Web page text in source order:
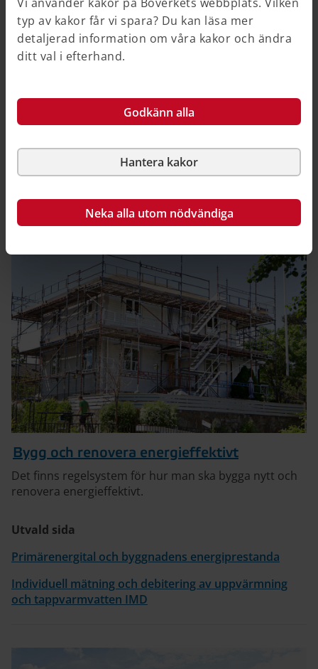
typ av kakor får vi spara? Du kan läsa mer
detaljerad information om våra kakor och ändra
ditt val i efterhand.
Godkänn alla
Hantera kakor
Neka alla utom nödvändiga
Om arbetet för ett hållbart byggande ur alla
Utvalda sidor
Miljöindikatorer
Livscykelanalys
Bygg och renovera energieffektivt
Det finns regelsystem för hur man ska bygga nytt och
renovera energieffektivt.
Utvald sida
Primärenergital och byggnadens energiprestanda
Individuell mätning och debitering av uppvärmning
och tappvarmvatten IMD